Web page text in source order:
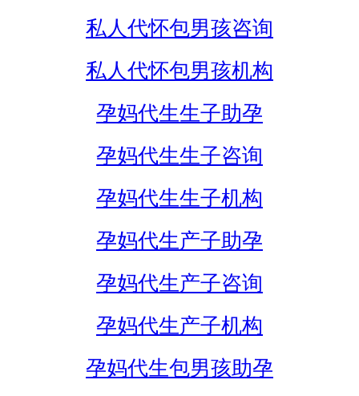
私人代怀包男孩咨询
私人代怀包男孩机构
孕妈代生生子助孕
孕妈代生生子咨询
孕妈代生生子机构
孕妈代生产子助孕
孕妈代生产子咨询
孕妈代生产子机构
孕妈代生包男孩助孕